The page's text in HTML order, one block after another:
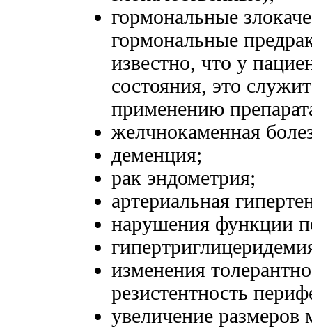
гормональные
гормональные
известно, что у
состояния, это
применению
желчнокаменная
деменция;
рак эндометрия;
артериальная
нарушения функции
изменения
резистентность
увеличение